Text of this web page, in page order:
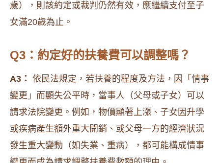
歲），則該約定或裁判仍然有效，應繼續支付至子
女滿20歲為止。
Q3：約定好的扶養費可以調整嗎？
A3： 依民法規定，若扶養的程度及方法，因「情事
變更」而顯失公平時，當事人（父母或子女）可以
請求法院變更。例如，物價顯著上漲、子女因升學
或疾病產生額外重大開銷、或父母一方的經濟狀況
發生重大變動（如失業、重病），都可能構成情事